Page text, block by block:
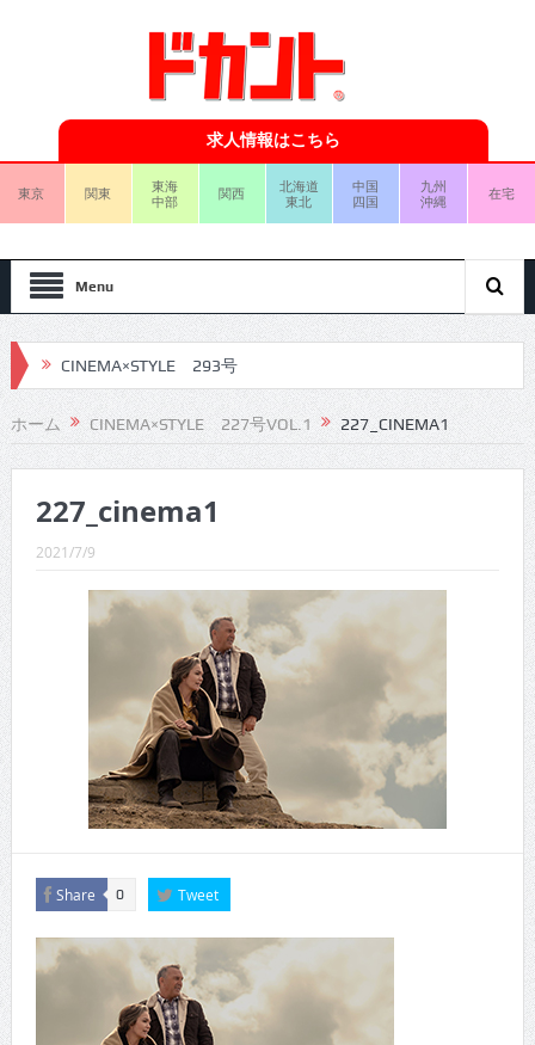
求人情報はこちら
東京 関東
東海
中部
関西
北海道
東北
中国
四国
九州
沖縄
在宅
Menu
CINEMA×STYLE 293号
CINEMA×STYLE 292号
CINEMA×STYLE 291号
CINEMA×STYLE 290号
CINEMA×STYLE 289号
CINEMA×STYLE 288号
CINEMA×STYLE 287号
CINEMA×STYLE 286号
CINEMA×STYLE 285号
CINEMA×STYLE 294号
ホーム CINEMA×STYLE 227号VOL.1 227_CINEMA1
227_cinema1
2021/7/9
Share 0 Tweet